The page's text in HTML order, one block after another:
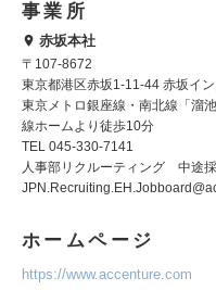
事業所
赤坂本社
〒107-8672
東京都港区赤坂1-11-44 赤坂イン
東京メトロ銀座線・南北線「溜
線ホームより徒歩10分
TEL 045-330-7141
人事部リクルーティング 中途
ホームページ
https://www.accenture.com